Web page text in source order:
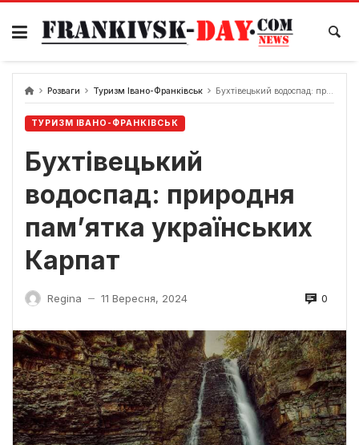
Skip
content
Розваги Туризм Івано-Франківськ Бухтівецький водоспад: природня пам’ятка українських Карпат
ТУРИЗМ ІВАНО-ФРАНКІВСЬК
Бухтівецький
водоспад: природня
пам’ятка українських
Карпат
Regina — 11 Вересня, 2024 0